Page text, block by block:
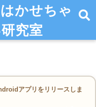
かせちゃ
究室
アプリをリリースしま